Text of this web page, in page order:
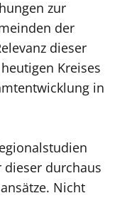
zur
der
dieser
Kreises
in
dieser durchaus
Nicht